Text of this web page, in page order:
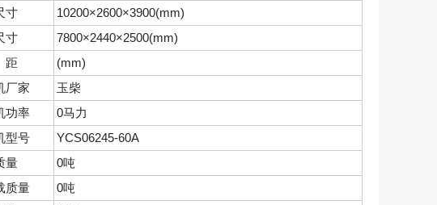
寸
10200×2600×3900(mm)
寸
7800×2440×2500(mm)
(mm)
厂家
玉柴
功率
0马力
型号
YCS06245-60A
量
0吨
质量
0吨